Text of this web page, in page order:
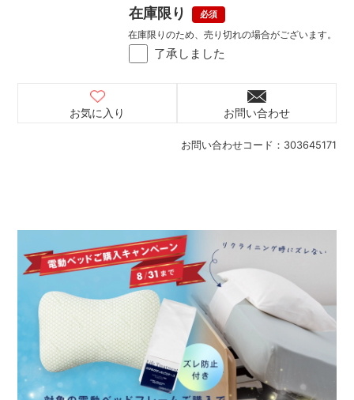
お問い合わせコード： 303645171
在庫限り
了承しました
在庫限りのため、売り切れの場合がございます。
お気に入り お問い合わせ